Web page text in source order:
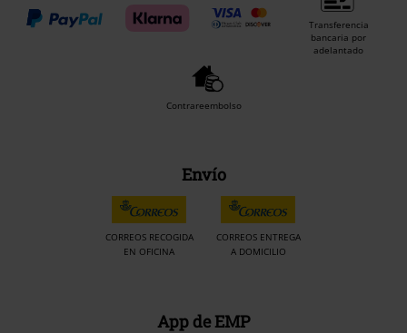
Transferencia
bancaria por
adelantado
Contrareembolso
Envío
CORREOS RECOGIDA
EN OFICINA
CORREOS ENTREGA
A DOMICILIO
App de EMP